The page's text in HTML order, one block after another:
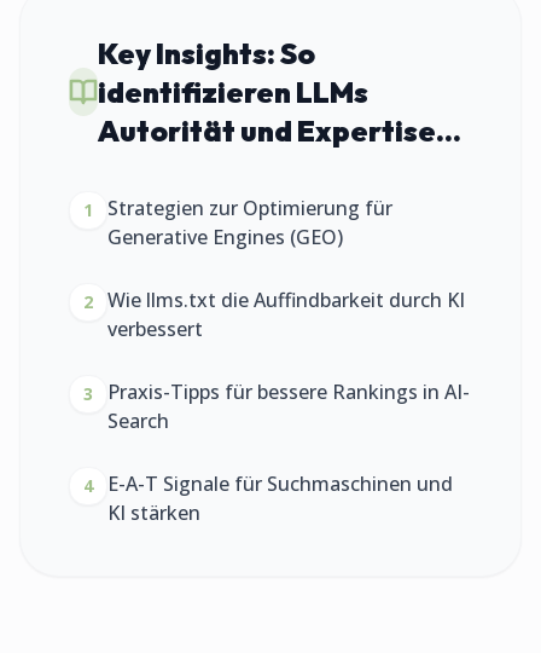
Key Insights:So
identifizieren LLMs
Autorität und Expertise...
1
Strategien zur Optimierung für
Generative Engines (GEO)
2
Wie llms.txt die Auffindbarkeit durch KI
verbessert
3
Praxis-Tipps für bessere Rankings in AI-
Search
4
E-A-T Signale für Suchmaschinen und
KI stärken